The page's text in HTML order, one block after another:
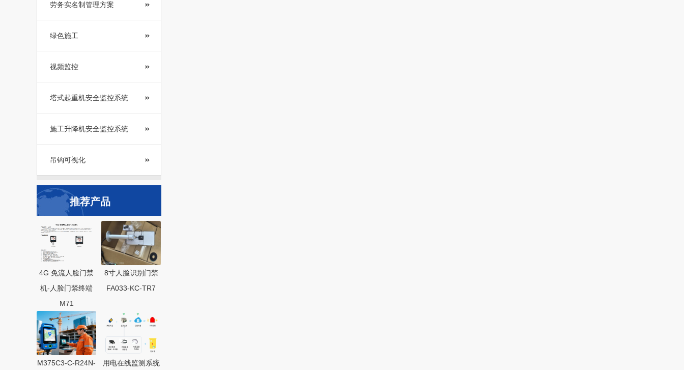
劳务实名制管理方案
绿色施工
视频监控
塔式起重机安全监控系统
施工升降机安全监控系统
吊钩可视化
推荐产品
4G 免流人脸门禁
机-人脸门禁终端
M71
8寸人脸识别门禁
FA033-KC-TR7
M375C3-C-R24N-
用电在线监测系统